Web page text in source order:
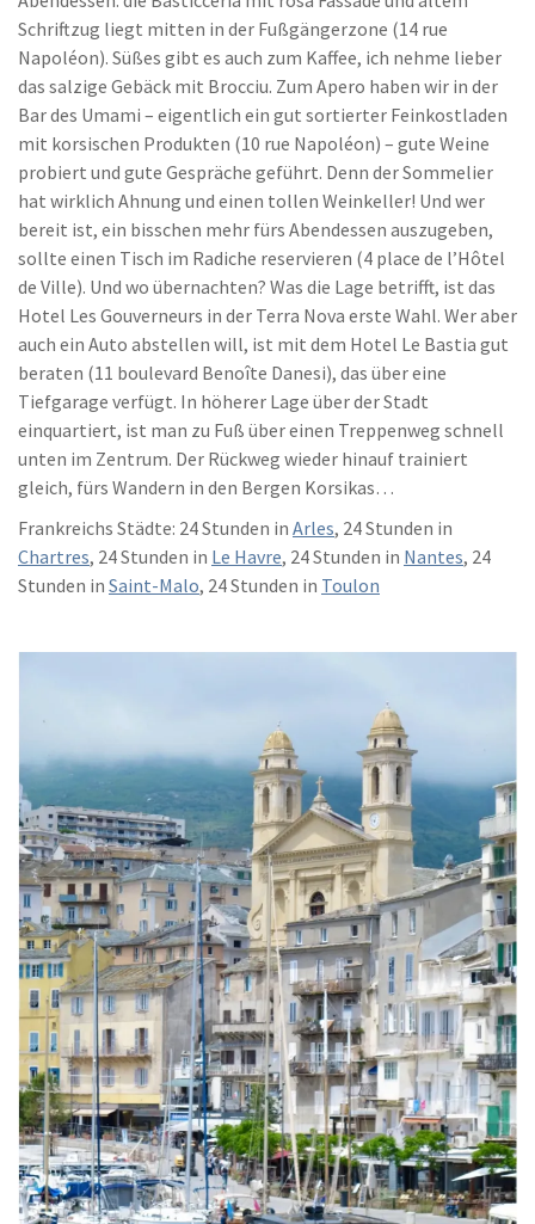
Schriftzug liegt mitten in der Fußgängerzone (14 rue
Napoléon). Süßes gibt es auch zum Kaffee, ich nehme lieber
das salzige Gebäck mit Brocciu. Zum Apero haben wir in der
Bar des Umami – eigentlich ein gut sortierter Feinkostladen
mit korsischen Produkten (10 rue Napoléon) – gute Weine
probiert und gute Gespräche geführt. Denn der Sommelier
hat wirklich Ahnung und einen tollen Weinkeller! Und wer
bereit ist, ein bisschen mehr fürs Abendessen auszugeben,
sollte einen Tisch im Radiche reservieren (4 place de l’Hôtel
de Ville). Und wo übernachten? Was die Lage betrifft, ist das
Hotel Les Gouverneurs in der Terra Nova erste Wahl. Wer aber
auch ein Auto abstellen will, ist mit dem Hotel Le Bastia gut
beraten (11 boulevard Benoîte Danesi), das über eine
Tiefgarage verfügt. In höherer Lage über der Stadt
einquartiert, ist man zu Fuß über einen Treppenweg schnell
unten im Zentrum. Der Rückweg wieder hinauf trainiert
gleich, fürs Wandern in den Bergen Korsikas…
Frankreichs Städte: 24 Stunden in Arles, 24 Stunden in
Chartres, 24 Stunden in Le Havre, 24 Stunden in Nantes, 24
Stunden in Saint-Malo, 24 Stunden in Toulon